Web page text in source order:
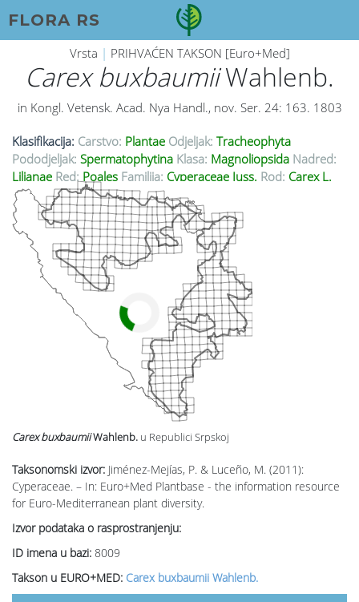
FLORA RS
Vrsta | PRIHVAĆEN TAKSON [Euro+Med]
Carex buxbaumiiWahlenb.
in Kongl. Vetensk. Acad. Nya Handl., nov. Ser. 24: 163. 1803
Klasifikacija: Carstvo: Plantae Odjeljak: Tracheophyta
Pododjeljak: Spermatophytina Klasa: Magnoliopsida Nadred:
Lilianae Red: Poales Familija: Cyperaceae Juss. Rod: Carex L.
Taksonomski izvor: Jiménez-Mejías, P. & Luceño, M. (2011):
Cyperaceae. – In: Euro+Med Plantbase - the information resource
for Euro-Mediterranean plant diversity.
Izvor podataka o rasprostranjenju:
ID imena u bazi: 8009
Takson u EURO+MED: Carex buxbaumii Wahlenb.
Carex buxbaumiiWahlenb. u Republici Srpskoj